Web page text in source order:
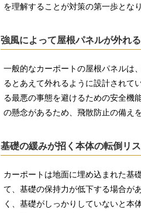
を理解することが対策の第一歩となり
強風によって屋根パネルが外れ
一般的なカーポートの屋根パネルは
るとあえて外れるように設計されて
る最悪の事態を避けるための安全機
の懸念があるため、飛散防止の備え
基礎の緩みが招く本体の転倒リ
カーポートは地面に埋め込まれた基
て、基礎の保持力が低下する場合が
く、基礎がしっかりしていないと本